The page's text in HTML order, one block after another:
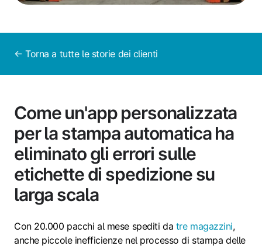
← Torna a tutte le storie dei clienti
Come un'app personalizzata
per la stampa automatica ha
eliminato gli errori sulle
etichette di spedizione su
larga scala
Con 20.000 pacchi al mese spediti da tre magazzini,
anche piccole inefficienze nel processo di stampa delle